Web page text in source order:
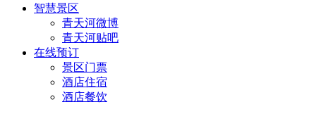
智慧景区
青天河微博
青天河贴吧
在线预订
景区门票
酒店住宿
酒店餐饮